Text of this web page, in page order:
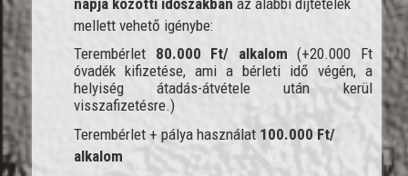
mellett vehető igénybe:
Terembérlet 80.000 Ft/ alkalom (+20.000 Ft
óvadék kifizetése, ami a bérleti idő végén, a
helyiség átadás-átvétele után kerül
visszafizetésre.)
Terembérlet + pálya használat 100.000 Ft/
alkalom